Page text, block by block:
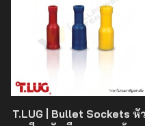
T.LUG | Bullet Sockets หัว